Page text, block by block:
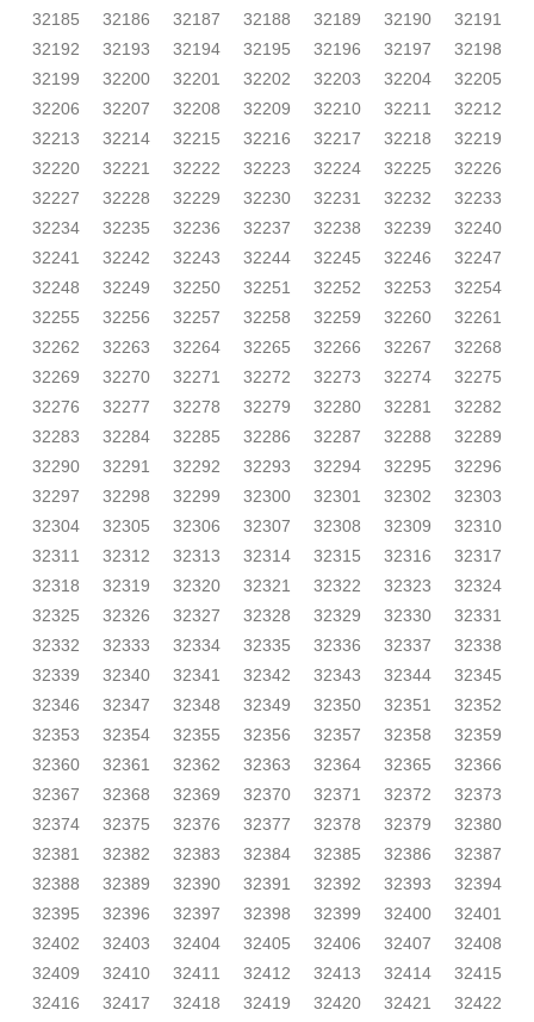
32185
32186 32187 32188 32189 32190
32191
32192
32193 32194 32195 32196 32197
32198
32199
32200 32201 32202 32203 32204
32205
32206
32207 32208 32209 32210 32211
32212
32213
32214 32215 32216 32217 32218
32219
32220
32221 32222 32223 32224 32225
32226
32227
32228 32229 32230 32231 32232
32233
32234
32235 32236 32237 32238 32239
32240
32241
32242 32243 32244 32245 32246
32247
32248
32249 32250 32251 32252 32253
32254
32255
32256 32257 32258 32259 32260
32261
32262
32263 32264 32265 32266 32267
32268
32269
32270 32271 32272 32273 32274
32275
32276
32277 32278 32279 32280 32281
32282
32283
32284 32285 32286 32287 32288
32289
32290
32291 32292 32293 32294 32295
32296
32297
32298 32299 32300 32301 32302
32303
32304
32305 32306 32307 32308 32309
32310
32311
32312 32313 32314 32315 32316
32317
32318
32319 32320 32321 32322 32323
32324
32325
32326 32327 32328 32329 32330
32331
32332
32333 32334 32335 32336 32337
32338
32339
32340 32341 32342 32343 32344
32345
32346
32347 32348 32349 32350 32351
32352
32353
32354 32355 32356 32357 32358
32359
32360
32361 32362 32363 32364 32365
32366
32367
32368 32369 32370 32371 32372
32373
32374
32375 32376 32377 32378 32379
32380
32381
32382 32383 32384 32385 32386
32387
32388
32389 32390 32391 32392 32393
32394
32395
32396 32397 32398 32399 32400
32401
32402
32403 32404 32405 32406 32407
32408
32409
32410 32411 32412 32413 32414
32415
32416
32417 32418 32419 32420 32421
32422